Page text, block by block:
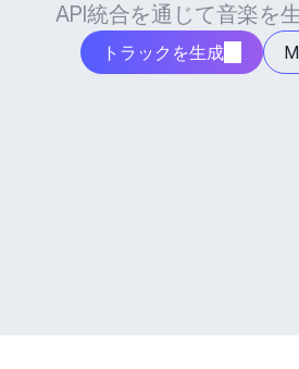
API統合を通じて音楽を
トラックを生成